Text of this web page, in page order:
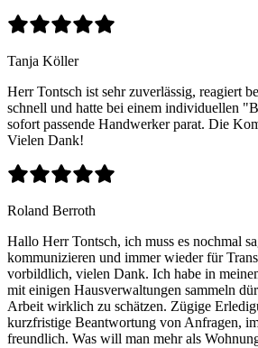
Tanja Köller
Herr Tontsch ist sehr zuverlässig, reagiert
schnell und hatte bei einem individuellen
sofort passende Handwerker parat. Die
Vielen Dank!
Roland Berroth
Hallo Herr Tontsch, ich muss es nochmal
kommunizieren und immer wieder für
vorbildlich, vielen Dank. Ich habe in
mit einigen Hausverwaltungen sammeln
Arbeit wirklich zu schätzen. Zügige
kurzfristige Beantwortung von Anfragen,
freundlich. Was will man mehr als